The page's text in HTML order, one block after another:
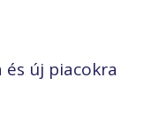
és új piacokra